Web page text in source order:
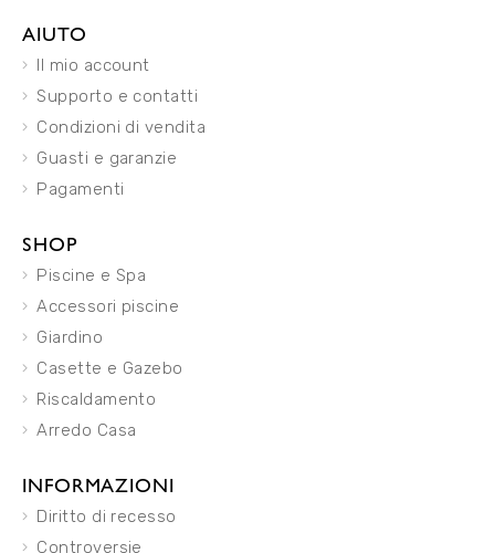
AIUTO
Il mio account
Supporto e contatti
Condizioni di vendita
Guasti e garanzie
Pagamenti
SHOP
Piscine e Spa
Accessori piscine
Giardino
Casette e Gazebo
Riscaldamento
Arredo Casa
INFORMAZIONI
Diritto di recesso
Controversie